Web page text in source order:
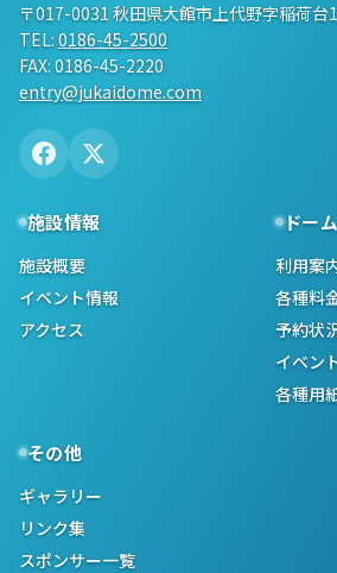
〒017-0031 秋田県大館市上代野字稲荷台
TEL: 0186-45-2500
FAX: 0186-45-2220
entry@jukaidome.com
施設情報
施設概要
イベント情報
アクセス
ドー
利用案
各種料
予約状
イベン
各種用
その他
ギャラリー
リンク集
スポンサー一覧